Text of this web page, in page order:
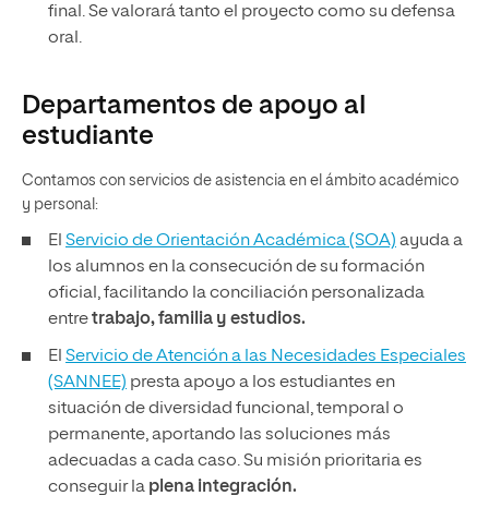
final. Se valorará tanto el proyecto como su defensa
oral.
Departamentos de apoyo al
estudiante
Contamos con servicios de asistencia en el ámbito académico
y personal:
El Servicio de Orientación Académica (SOA) ayuda a
los alumnos en la consecución de su formación
oficial, facilitando la conciliación personalizada
entretrabajo, familia y estudios.
El Servicio de Atención a las Necesidades Especiales
(SANNEE) presta apoyo a los estudiantes en
situación de diversidad funcional, temporal o
permanente, aportando las soluciones más
adecuadas a cada caso. Su misión prioritaria es
conseguir la plena integración.